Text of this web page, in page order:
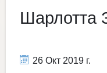
Шарлотта
26 Окт 2019 г.